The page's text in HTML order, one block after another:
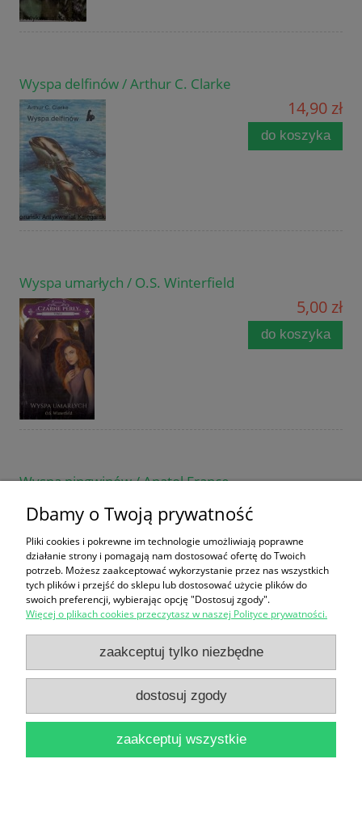
Wyspa delfinów / Arthur C. Clarke
14,90 zł
do koszyka
Wyspa umarłych / O.S. Winterfield
5,00 zł
do koszyka
Wyspa pingwinów / Anatol France
Ikar. Wyspa / Jan Józef Szczepański
Dbamy o Twoją prywatność
Pliki cookies i pokrewne im technologie umożliwiają poprawne
działanie strony i pomagają nam dostosować ofertę do Twoich
potrzeb. Możesz zaakceptować wykorzystanie przez nas wszystkich
tych plików i przejść do sklepu lub dostosować użycie plików do
swoich preferencji, wybierając opcję "Dostosuj zgody".
Więcej o plikach cookies przeczytasz w naszej Polityce prywatności.
zaakceptuj tylko niezbędne
dostosuj zgody
zaakceptuj wszystkie